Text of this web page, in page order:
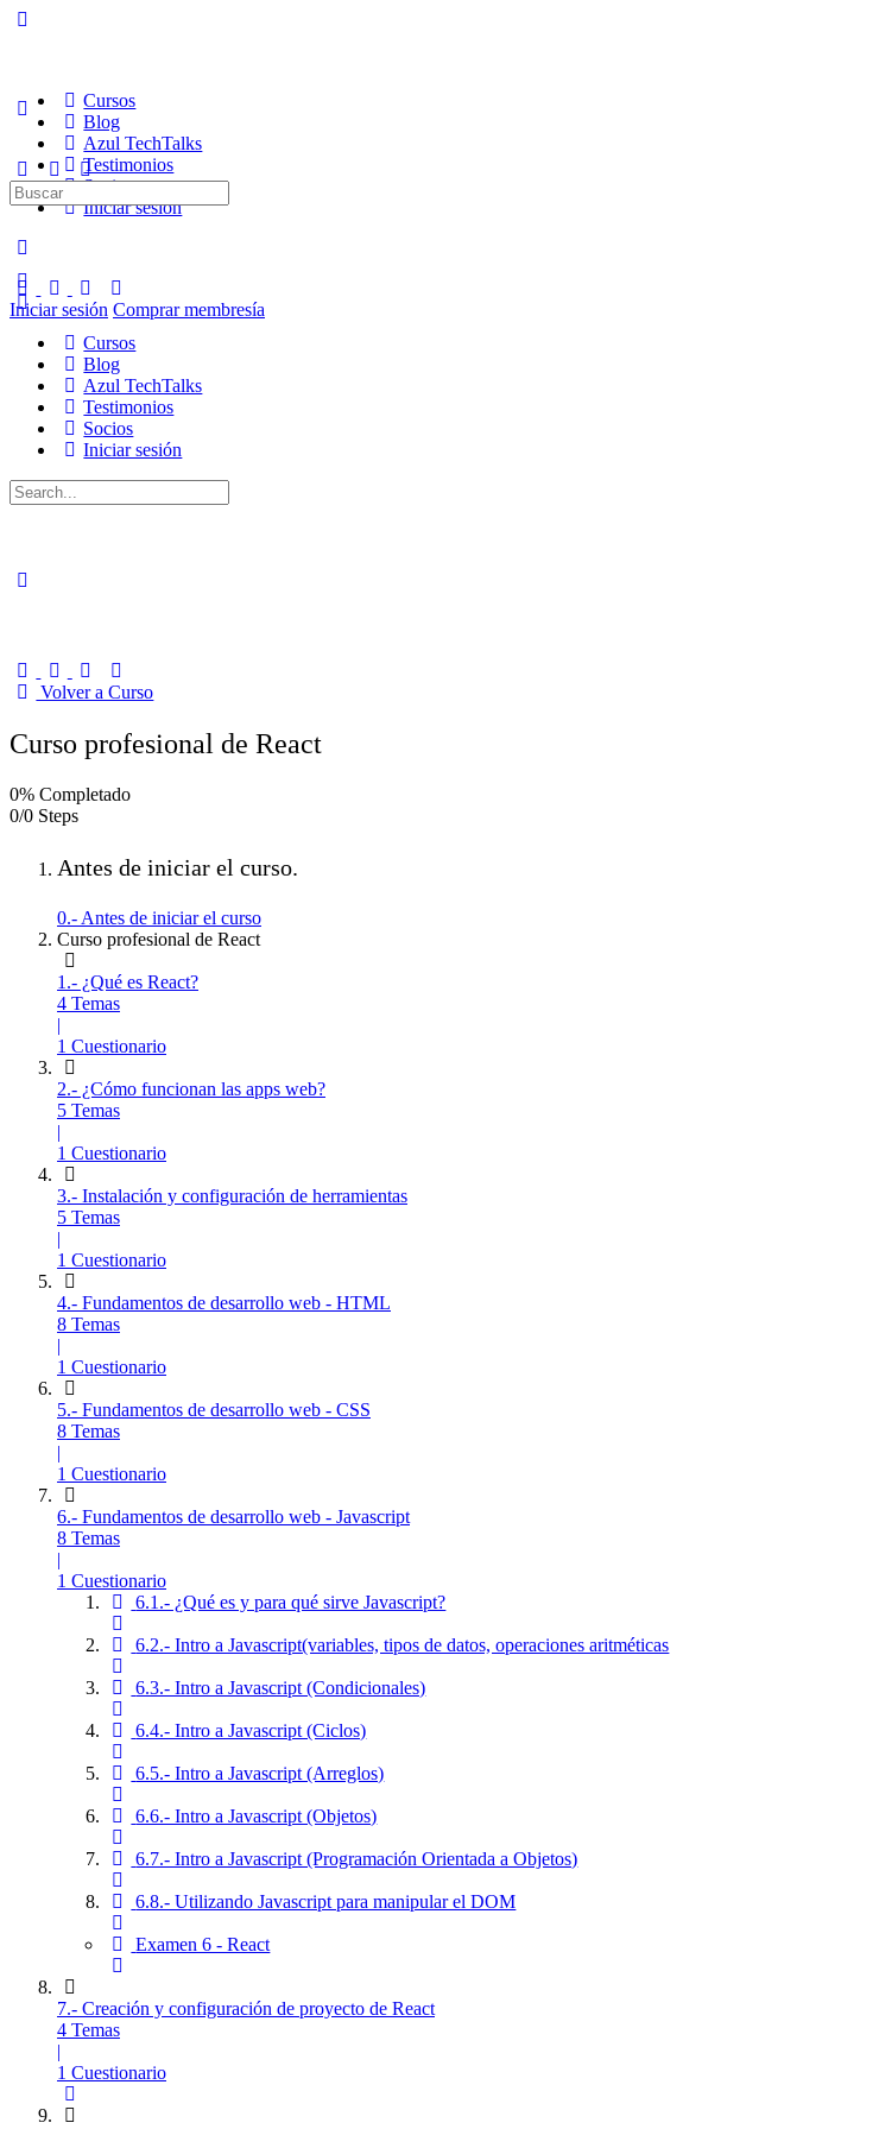
Cursos
Blog
Azul TechTalks
Testimonios
Socios
Iniciar sesión
Iniciar sesión Comprar membresía
Buscar:
Cursos
Blog
Azul TechTalks
Testimonios
Socios
Iniciar sesión
Buscar:
Volver a Curso
Curso profesional de React
0% Completado
0/0 Steps
Antes de iniciar el curso.
0.- Antes de iniciar el curso
Curso profesional de React
1.- ¿Qué es React?
4 Temas
|
1 Cuestionario
2.- ¿Cómo funcionan las apps web?
5 Temas
|
1 Cuestionario
3.- Instalación y configuración de herramientas
5 Temas
|
1 Cuestionario
4.- Fundamentos de desarrollo web - HTML
8 Temas
|
1 Cuestionario
5.- Fundamentos de desarrollo web - CSS
8 Temas
|
1 Cuestionario
6.- Fundamentos de desarrollo web - Javascript
8 Temas
|
1 Cuestionario
6.1.- ¿Qué es y para qué sirve Javascript?
6.2.- Intro a Javascript(variables, tipos de datos, operaciones aritméticas
6.3.- Intro a Javascript (Condicionales)
6.4.- Intro a Javascript (Ciclos)
6.5.- Intro a Javascript (Arreglos)
6.6.- Intro a Javascript (Objetos)
6.7.- Intro a Javascript (Programación Orientada a Objetos)
6.8.- Utilizando Javascript para manipular el DOM
Examen 6 - React
7.- Creación y configuración de proyecto de React
4 Temas
|
1 Cuestionario